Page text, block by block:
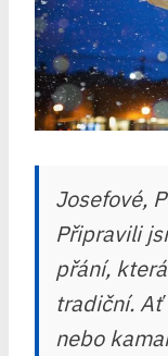
Josefové,
Připravili
přání,
tradiční.
nebo